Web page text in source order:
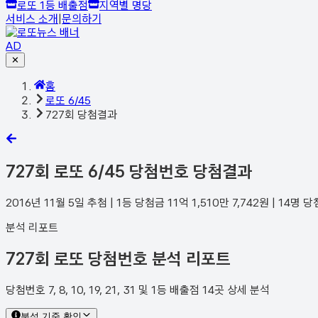
로또 1등 배출점
지역별 명당
서비스 소개|문의하기
AD
✕
홈
로또 6/45
727회 당첨결과
727회 로또 6/45 당첨번호 당첨결과
2016년 11월 5일 추첨 | 1등 당첨금 11억 1,510만 7,742원 | 14명 당
분석 리포트
727회 로또 당첨번호 분석 리포트
당첨번호 7, 8, 10, 19, 21, 31 및 1등 배출점 14곳 상세 분석